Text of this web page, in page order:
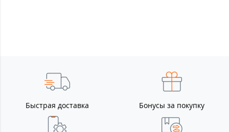
Быстрая доставка Бонусы за покупку